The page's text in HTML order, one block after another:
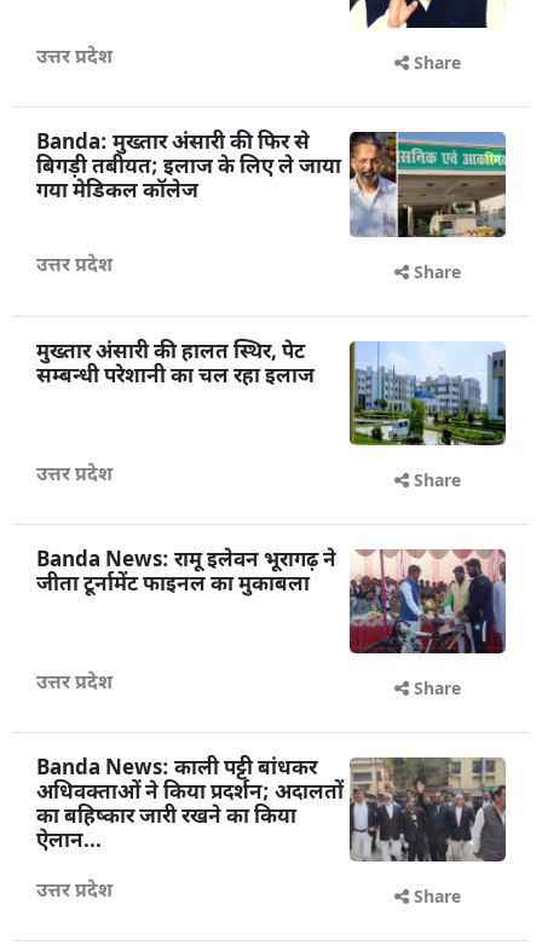
उत्तर प्रदेश Share
Banda: मुख्तार अंसारी की फिर से
बिगड़ी तबीयत; इलाज के लिए ले जाया
गया मेडिकल कॉलेज
उत्तर प्रदेश Share
मुख्तार अंसारी की हालत स्थिर, पेट
सम्बन्धी परेशानी का चल रहा इलाज
उत्तर प्रदेश Share
Banda News: रामू इलेवन भूरागढ़ ने
जीता टूर्नामेंट फाइनल का मुकाबला
उत्तर प्रदेश Share
Banda News: काली पट्टी बांधकर
अधिवक्ताओं ने किया प्रदर्शन; अदालतों
का बहिष्कार जारी रखने का किया
ऐलान...
उत्तर प्रदेश Share